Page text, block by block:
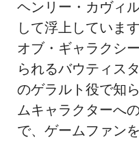
ヘンリー・カヴィ
して浮上していま
オブ・ギャラクシ
られるバウティス
のゲラルト役で知
ムキャラクターへ
で、ゲームファン